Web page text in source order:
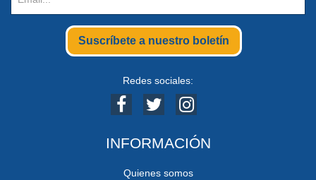
Suscríbete a nuestro boletín
Redes sociales:
INFORMACIÓN
Quienes somos